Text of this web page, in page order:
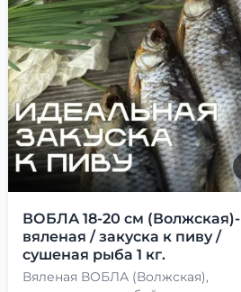
ВОБЛА 18-20 см (Волжская)-
вяленая / закуска к пиву /
сушеная рыба 1 кг.
Вяленая ВОБЛА (Волжская),